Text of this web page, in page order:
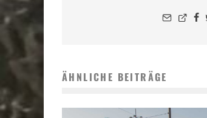
ÄHNLICHE BEITRÄGE